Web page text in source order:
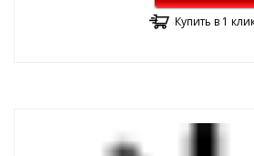
Купить в 1